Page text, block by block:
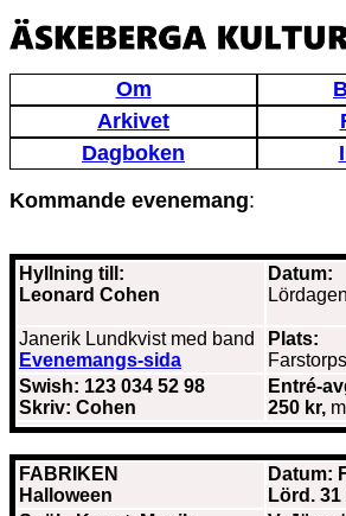
Om
Arkivet
Dagboken
Kommande evenemang:
Hyllning till:
Leonard Cohen
Datum:
Janerik Lundkvist med band
Evenemangs-sida
Plats:
Swish: 123 034 52 98
Skriv: Cohen
Entré-
250 kr,
FABRIKEN
Halloween
Datum:
Lörd.